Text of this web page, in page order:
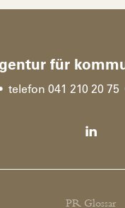
für
041 210 20
PR Glossar